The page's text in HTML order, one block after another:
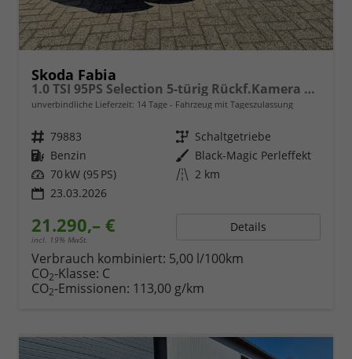
Skoda Fabia
1.0 TSI 95PS Selection 5-türig Rückf.Kamera Parksensoren Sitzheizung Multifunktionslenkrad Klima Skoda-Radio Bluetooth Touchscreen Tempomat Nebelsch. Apple CarPlay + Android Auto
unverbindliche Lieferzeit: 14 Tage Fahrzeug mit Tageszulassung
Fahrzeugnr. 79883 Getriebe Schaltgetriebe
Kraftstoff Benzin Außenfarbe Black-Magic Perleffekt
Leistung 70 kW (95 PS) Kilometerstand 2 km
23.03.2026
21.290,– €
incl. 19% MwSt.
Details
Verbrauch kombiniert: 5,00 l/100km
CO2-Klasse: C
CO2-Emissionen: 113,00 g/km